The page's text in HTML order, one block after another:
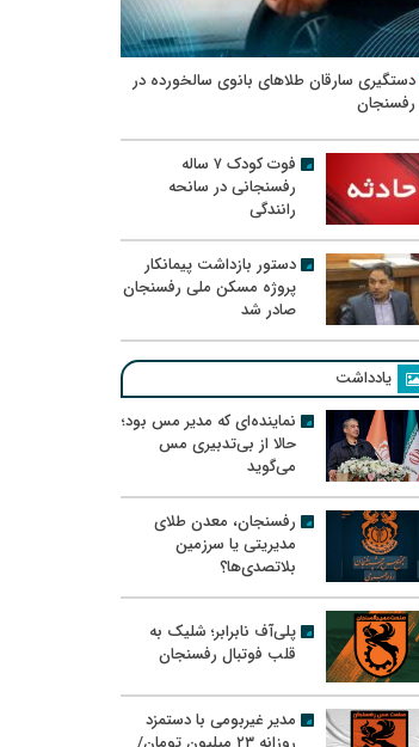
دستگیری سارقان طلاهای بانوی سالخورده در
رفسنجان
فوت کودک ۷ ساله
رفسنجانی در سانحه
رانندگی
دستور بازداشت پیمانکار
پروژه مسکن ملی رفسنجان
صادر شد
یادداشت
نماینده‌ای که مدیر مس بود؛
حالا از بی‌تدبیری مس
می‌گوید
رفسنجان، معدن طلای
مدیریتی یا سرزمین
بلاتصدی‌ها؟
پلی‌آف نابرابر؛ شلیک به
قلب فوتبال رفسنجان
مدیر غیربومی با دستمزد